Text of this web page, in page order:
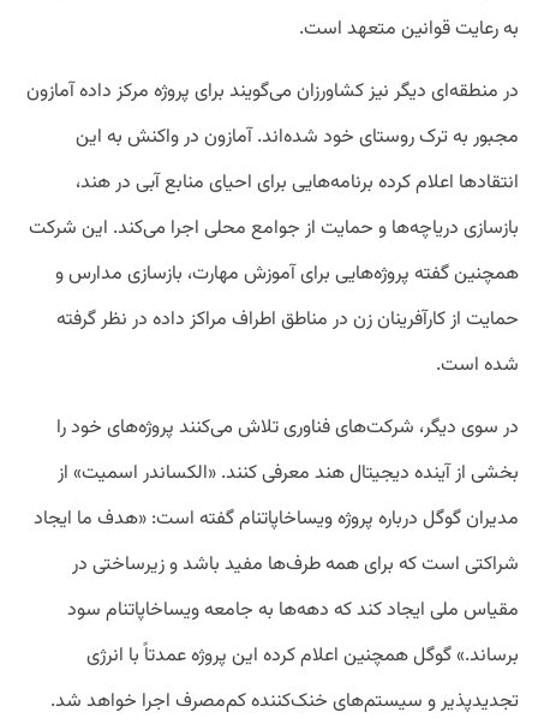
به رعایت قوانین متعهد است.
در منطقه‌ای دیگر نیز کشاورزان می‌گویند برای پروژه مرکز داده آمازون
مجبور به ترک روستای خود شده‌اند. آمازون در واکنش به این
انتقادها اعلام کرده برنامه‌هایی برای احیای منابع آبی در هند،
بازسازی دریاچه‌ها و حمایت از جوامع محلی اجرا می‌کند. این شرکت
همچنین گفته پروژه‌هایی برای آموزش مهارت، بازسازی مدارس و
حمایت از کارآفرینان زن در مناطق اطراف مراکز داده در نظر گرفته
شده است.
در سوی دیگر، شرکت‌های فناوری تلاش می‌کنند پروژه‌های خود را
بخشی از آینده دیجیتال هند معرفی کنند. «الکساندر اسمیت» از
مدیران گوگل درباره پروژه ویساخاپاتنام گفته است: «هدف ما ایجاد
شراکتی است که برای همه طرف‌ها مفید باشد و زیرساختی در
مقیاس ملی ایجاد کند که دهه‌ها به جامعه ویساخاپاتنام سود
برساند.» گوگل همچنین اعلام کرده این پروژه عمدتاً با انرژی
تجدیدپذیر و سیستم‌های خنک‌کننده کم‌مصرف اجرا خواهد شد.